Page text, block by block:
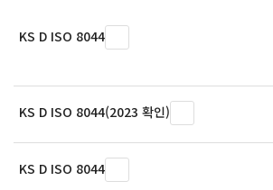
KS D ISO 8044
KS D ISO 8044(2023 확인)
KS D ISO 8044